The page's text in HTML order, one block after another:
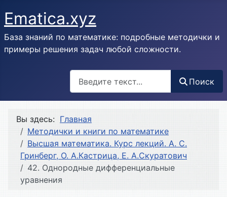
Ematica.xyz
База знаний по математике: подробные методички и
примеры решения задач любой сложности.
Поиск
Вы здесь: Главная
Методички и книги по математике
Высшая математика. Курс лекций. А. С.
Гринберг, О. А.Кастрица, Е. А.Скуратович
42. Однородные дифференциальные
уравнения